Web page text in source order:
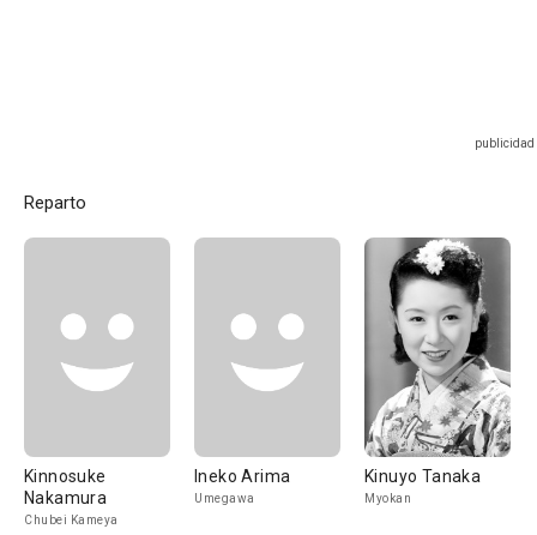
Reparto
Kinnosuke
Nakamura
Chubei Kameya
Ineko Arima
Umegawa
Kinuyo Tanaka
Myokan